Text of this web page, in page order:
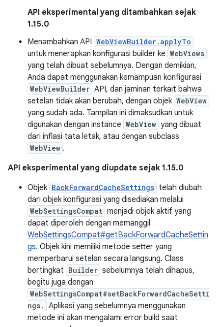
API eksperimental yang ditambahkan sejak
1.15.0
Menambahkan API WebViewBuilder.applyTo
untuk menerapkan konfigurasi builder ke WebViews
yang telah dibuat sebelumnya. Dengan demikian,
Anda dapat menggunakan kemampuan konfigurasi
WebViewBuilder API, dan jaminan terkait bahwa
setelan tidak akan berubah, dengan objek WebView
yang sudah ada. Tampilan ini dimaksudkan untuk
digunakan dengan instance WebView yang dibuat
dari inflasi tata letak, atau dengan subclass
WebView .
API eksperimental yang diupdate sejak 1.15.0
Objek BackForwardCacheSettings telah diubah
dari objek konfigurasi yang disediakan melalui
WebSettingsCompat menjadi objek aktif yang
dapat diperoleh dengan memanggil
WebSettingsCompat#getBackForwardCacheSettin
gs. Objek kini memiliki metode setter yang
memperbarui setelan secara langsung. Class
bertingkat Builder sebelumnya telah dihapus,
begitu juga dengan
WebSettingsCompat#setBackForwardCacheSetti
ngs.
Aplikasi yang sebelumnya menggunakan
metode ini akan mengalami error build saat